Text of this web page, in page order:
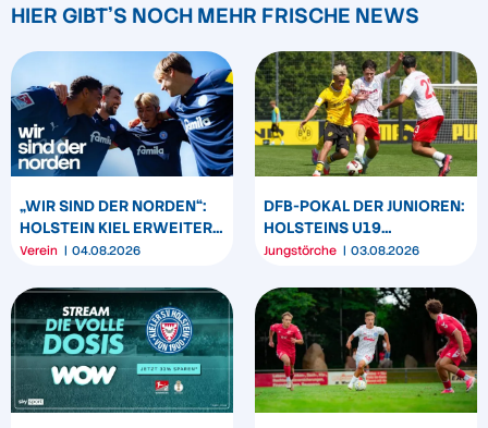
HIER GIBT'S NOCH MEHR FRISCHE NEWS
„WIR SIND DER NORDEN“:
HOLSTEIN KIEL ERWEITERT
SEIN MARKENBILD
Verein 04.08.2026
DFB-POKAL DER JUNIOREN:
HOLSTEINS U19
TRIUMPHIERT IN
Jungstörche 03.08.2026